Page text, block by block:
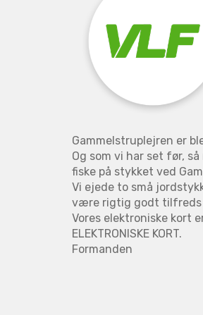
Gammelstruplejren er
Og som vi har set før,
fiske på stykket ved
Vi ejede to små
være rigtig godt tilfreds
Vores elektroniske kort
ELEKTRONISKE KORT.
Formanden